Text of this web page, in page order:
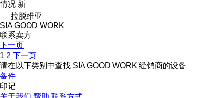
情况 新
拉脱维亚
SIA GOOD WORK
联系卖方
下一页
1 2 下一页
请在以下类别中查找 SIA GOOD WORK 经销商的设备
备件
印记